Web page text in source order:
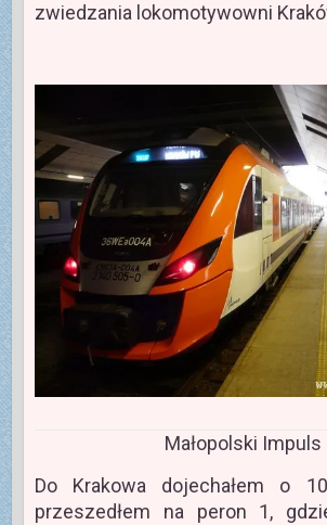
zwiedzania lokomotywowni
Małopolski Impuls
Do Krakowa dojechałem o
przeszedłem na peron 1,